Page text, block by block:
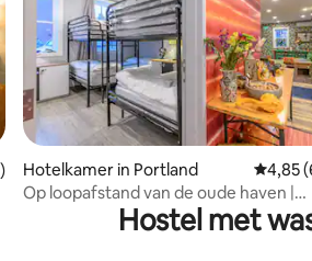
beoordeling van 4,73 uit 5, 44
Hotelkamer in Portland
4,85
Op loopafstand van de oude haven |
Privékamer met eigen badkamer
Hostel met